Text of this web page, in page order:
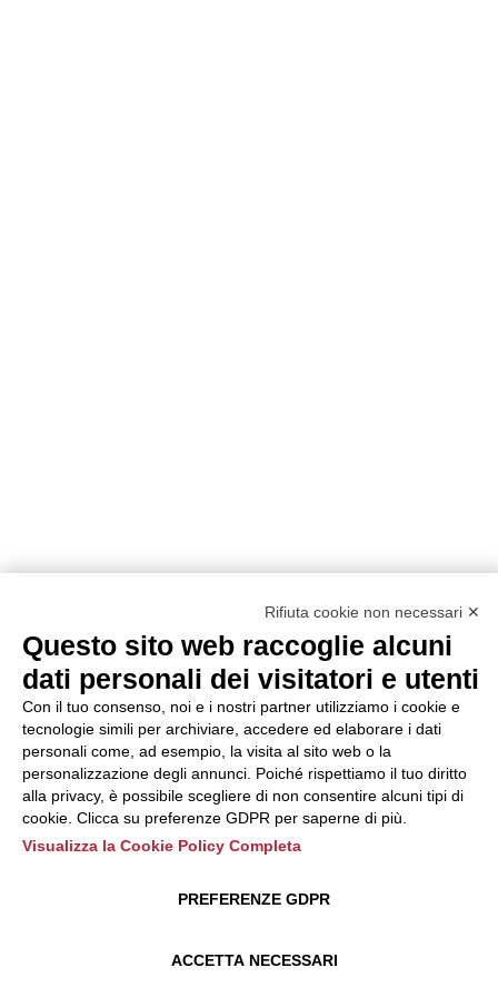
Rifiuta cookie non necessari ✕
Questo sito web raccoglie alcuni
dati personali dei visitatori e utenti
Con il tuo consenso, noi e i nostri partner utilizziamo i cookie e
tecnologie simili per archiviare, accedere ed elaborare i dati
personali come, ad esempio, la visita al sito web o la
personalizzazione degli annunci. Poiché rispettiamo il tuo diritto
alla privacy, è possibile scegliere di non consentire alcuni tipi di
cookie. Clicca su preferenze GDPR per saperne di più.
Visualizza la Cookie Policy Completa
ACCETTA NECESSARI
PREFERENZE GDPR